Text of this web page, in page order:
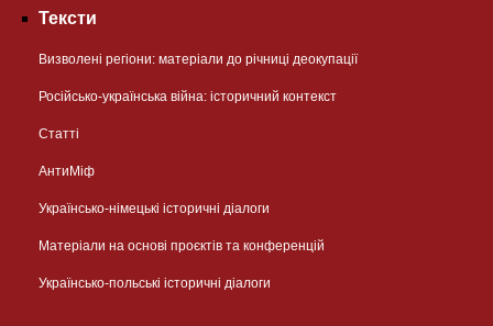
Тексти
Визволені регіони: матеріали до річниці деокупації
Російсько-українська війна: історичний контекст
Статті
АнтиМіф
Українсько-німецькі історичні діалоги
Матеріали на основі проєктів та конференцій
Українсько-польські історичні діалоги